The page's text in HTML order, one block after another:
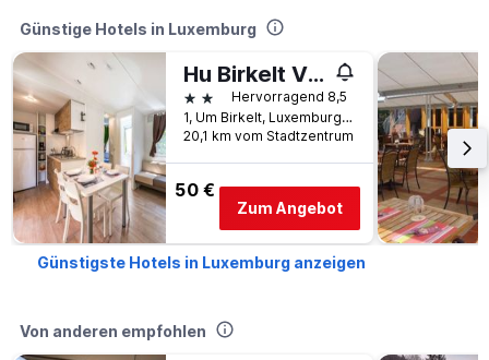
Günstige Hotels in Luxemburg
Hu Birkelt Village
2 SterneHervorragend 8,5
1, Um Birkelt, Luxemburg, Distrikt Luxemburg, Luxemburg
20,1 km vom Stadtzentrum
50 €
Zum Angebot
Günstigste Hotels in Luxemburg anzeigen
Von anderen empfohlen